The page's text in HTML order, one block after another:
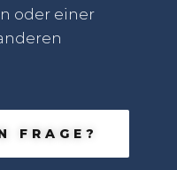
oder einer
FRAGE?